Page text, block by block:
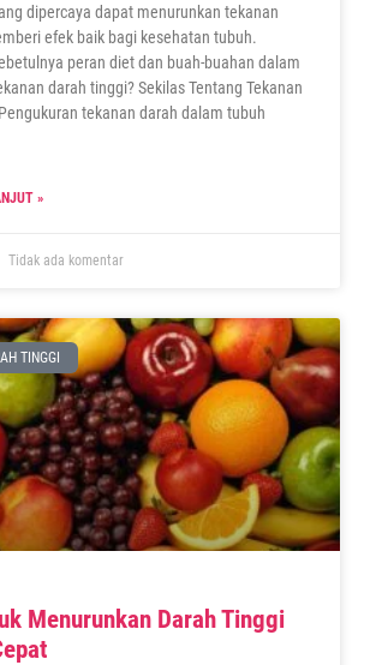
dipercaya dapat menurunkan tekanan
efek baik bagi kesehatan tubuh.
peran diet dan buah-buahan dalam
darah tinggi? Sekilas Tentang Tekanan
tekanan darah dalam tubuh
»
Tidak ada komentar
TINGGI
Menurunkan Darah Tinggi